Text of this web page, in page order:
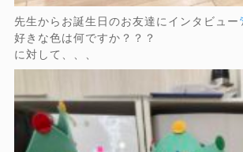
先生からお誕生日のお友達にインタビュー
好きな色は何ですか？？？
に対して、、、